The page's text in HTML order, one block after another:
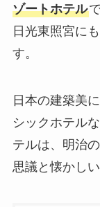
ゾートホテル
日光東照宮に
す。
日本の建築美
シックホテル
テルは、明治
思議と懐かし